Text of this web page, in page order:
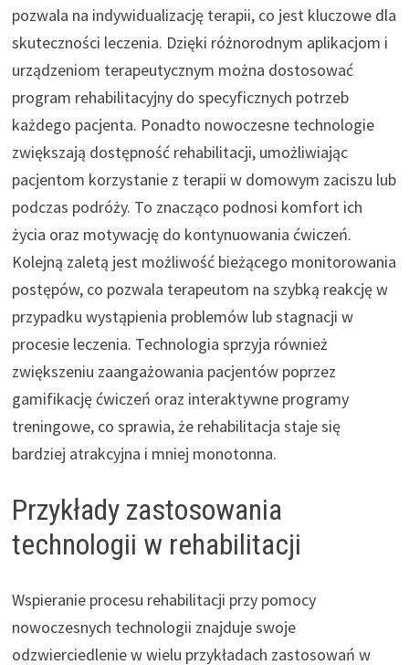
pozwala na indywidualizację terapii, co jest kluczowe dla
skuteczności leczenia. Dzięki różnorodnym aplikacjom i
urządzeniom terapeutycznym można dostosować
program rehabilitacyjny do specyficznych potrzeb
każdego pacjenta. Ponadto nowoczesne technologie
zwiększają dostępność rehabilitacji, umożliwiając
pacjentom korzystanie z terapii w domowym zaciszu lub
podczas podróży. To znacząco podnosi komfort ich
życia oraz motywację do kontynuowania ćwiczeń.
Kolejną zaletą jest możliwość bieżącego monitorowania
postępów, co pozwala terapeutom na szybką reakcję w
przypadku wystąpienia problemów lub stagnacji w
procesie leczenia. Technologia sprzyja również
zwiększeniu zaangażowania pacjentów poprzez
gamifikację ćwiczeń oraz interaktywne programy
treningowe, co sprawia, że rehabilitacja staje się
bardziej atrakcyjna i mniej monotonna.
Przykłady zastosowania
technologii w rehabilitacji
Wspieranie procesu rehabilitacji przy pomocy
nowoczesnych technologii znajduje swoje
odzwierciedlenie w wielu przykładach zastosowań w